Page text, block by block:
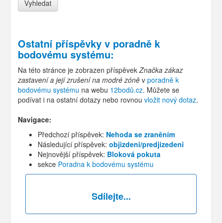
Ostatní příspěvky v poradně k
bodovému systému:
Na této stránce je zobrazen příspěvek Značka zákaz
zastavení a její zrušení na modré zóně v poradně k
bodovému systému na webu 12bodů.cz. Můžete se
podívat i na ostatní dotazy nebo rovnou vložit nový dotaz.
Navigace:
Předchozí příspěvek: Nehoda se zraněním
Následující příspěvek: objizdeni/predjizedeni
Nejnovější příspěvek: Bloková pokuta
sekce Poradna k bodovému systému
Sdílejte...